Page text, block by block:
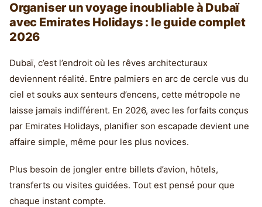
Organiser un voyage inoubliable à Dubaï
avec Emirates Holidays : le guide complet
2026
Dubaï, c’est l’endroit où les rêves architecturaux
deviennent réalité. Entre palmiers en arc de cercle vus du
ciel et souks aux senteurs d’encens, cette métropole ne
laisse jamais indifférent. En 2026, avec les forfaits conçus
par Emirates Holidays, planifier son escapade devient une
affaire simple, même pour les plus novices.
Plus besoin de jongler entre billets d’avion, hôtels,
transferts ou visites guidées. Tout est pensé pour que
chaque instant compte.